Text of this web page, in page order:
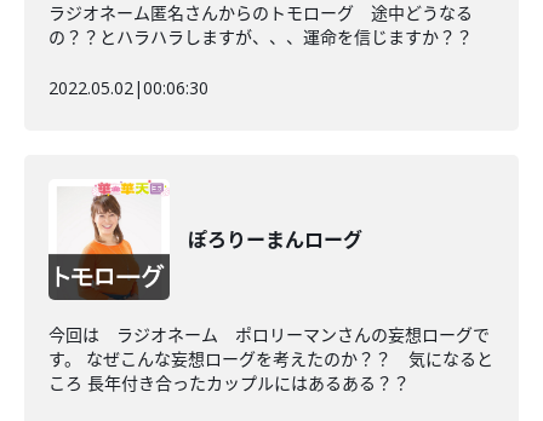
ラジオネーム匿名さんからのトモローグ 途中どうなる
の？？とハラハラしますが、、、運命を信じますか？？
2022.05.02|00:06:30
ぽろりーまんローグ
今回は ラジオネーム ポロリーマンさんの妄想ローグで
す。 なぜこんな妄想ローグを考えたのか？？ 気になると
ころ 長年付き合ったカップルにはあるある？？